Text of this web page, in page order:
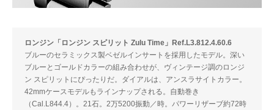
ロンジン「ロンジン スピリット Zulu Time」Ref.L3.812.4.60.6
ブルーのセラミックス製ベゼルインサートを採用したモデル。深い
ブルーとゴールドカラーの組み合わせが、ヴィンテージ調のロンジ
ン スピリットにぴったりだ。ダイアルは、アンスラサイトカラー。
42mmケースモデルもラインナップされる。自動巻き
（Cal.L844.4）。21石。2万5200振動／時。パワーリザーブ約72時